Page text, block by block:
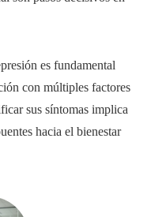
es fundamental
con múltiples factores
sus síntomas implica
hacia el bienestar